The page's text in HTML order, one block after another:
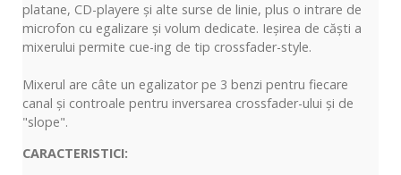
platane, CD-playere și alte surse de linie, plus o intrare de
microfon cu egalizare și volum dedicate. Ieșirea de căști a
mixerului permite cue-ing de tip crossfader-style.
Mixerul are câte un egalizator pe 3 benzi pentru fiecare
canal și controale pentru inversarea crossfader-ului și de
"slope".
CARACTERISTICI: